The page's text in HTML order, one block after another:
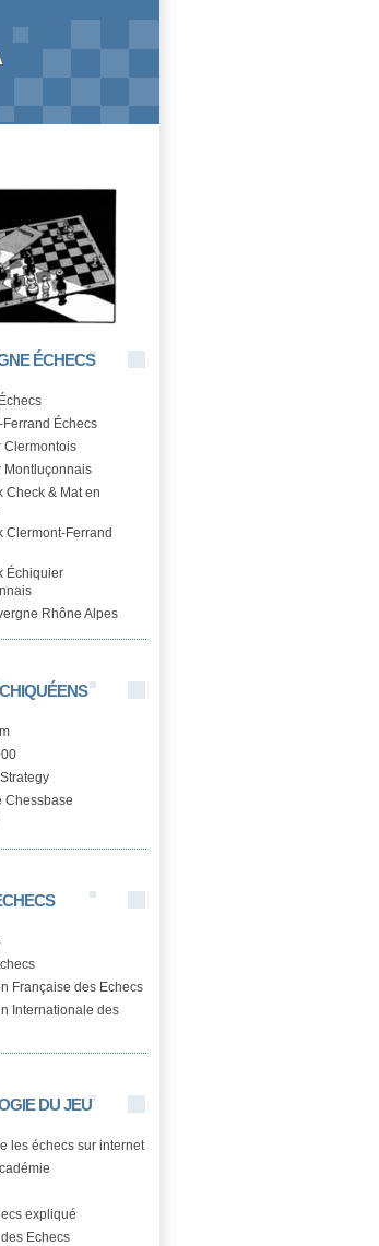
ÉCHECS
Échecs
Clermontois
Montluçonnais
Check & Mat en
Clermont-Ferrand
Échiquier
Rhône Alpes
Chessbase
Française des Echecs
Internationale des
DU JEU
les échecs sur internet
expliqué
Echecs